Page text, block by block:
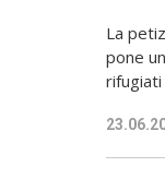
La
pone